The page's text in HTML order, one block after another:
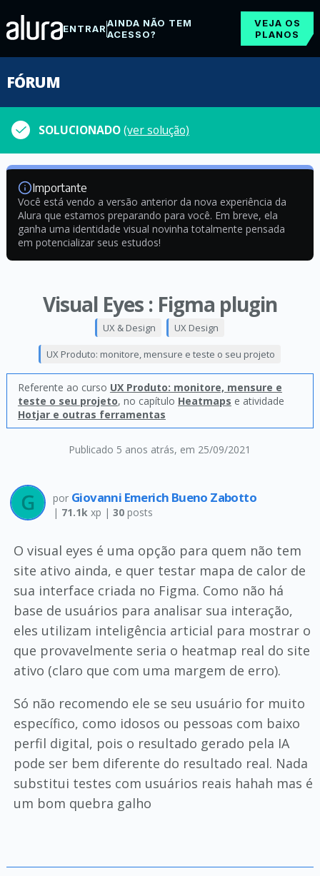
ENTRARAINDA NÃO TEM
ACESSO?
VEJA OS
PLANOS
FÓRUM
SOLUCIONADO(ver solução)
Importante
Você está vendo a versão anterior da nova experiência da
Alura que estamos preparando para você. Em breve, ela
ganha uma identidade visual novinha totalmente pensada
em potencializar seus estudos!
Visual Eyes : Figma plugin
Publicado 5 anos atrás, em 25/09/2021
UX & Design UX Design
UX Produto: monitore, mensure e teste o seu projeto
Referente ao curso UX Produto: monitore, mensure e
teste o seu projeto, no capítulo Heatmaps e atividade
Hotjar e outras ferramentas
por Giovanni Emerich Bueno Zabotto
| 71.1kxp | 30posts
O visual eyes é uma opção para quem não tem
site ativo ainda, e quer testar mapa de calor de
sua interface criada no Figma. Como não há
base de usuários para analisar sua interação,
eles utilizam inteligência articial para mostrar o
que provavelmente seria o heatmap real do site
ativo (claro que com uma margem de erro).
Só não recomendo ele se seu usuário for muito
específico, como idosos ou pessoas com baixo
perfil digital, pois o resultado gerado pela IA
pode ser bem diferente do resultado real. Nada
substitui testes com usuários reais hahah mas é
um bom quebra galho